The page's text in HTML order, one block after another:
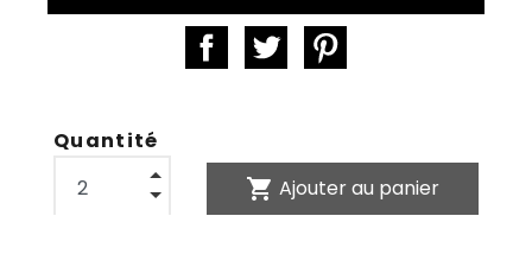
Quantité
shopping_cart Ajouter au panier